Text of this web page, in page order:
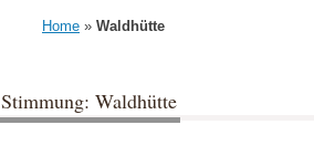
Home » Waldhütte
Stimmung: Waldhütte